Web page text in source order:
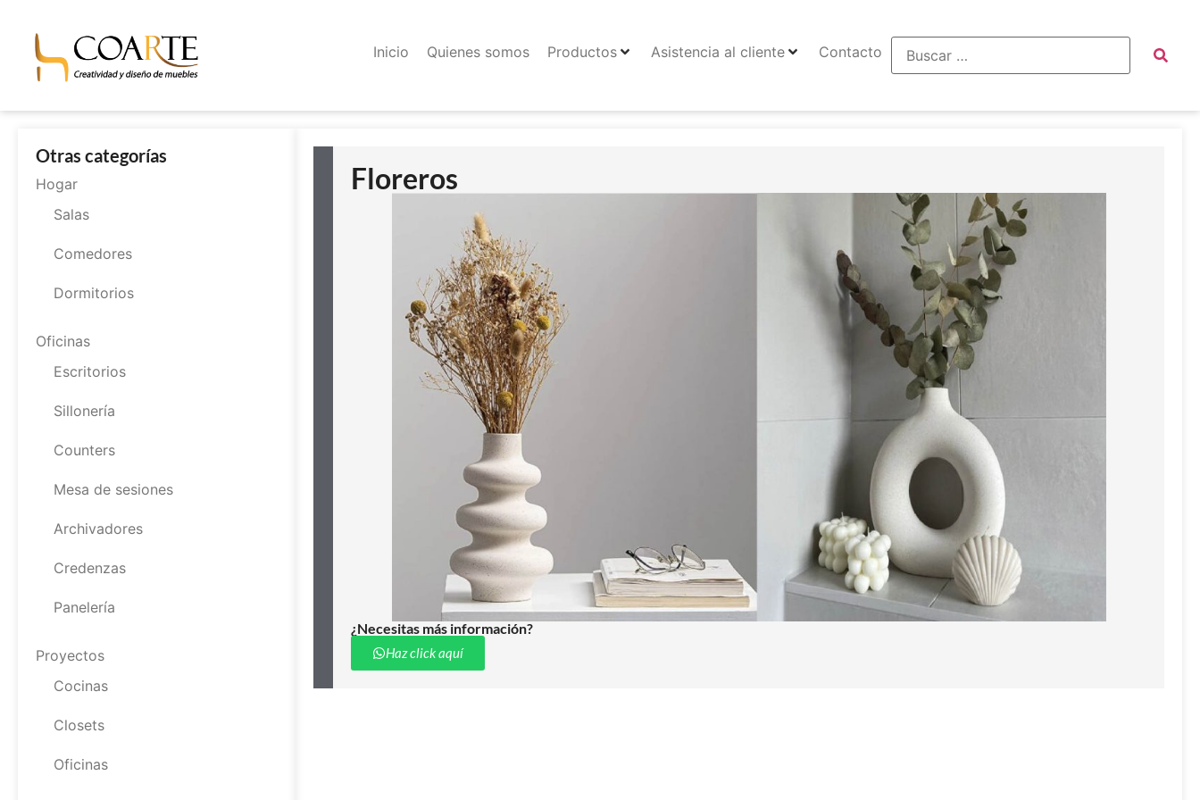
Inicio Quienes somos Productos Asistencia al cliente Contacto
Otras categorías
Hogar
Salas
Comedores
Dormitorios
Oficinas
Escritorios
Sillonería
Counters
Mesa de sesiones
Archivadores
Credenzas
Panelería
Proyectos
Cocinas
Closets
Oficinas
Floreros
¿Necesitas más información?
Haz click aquí